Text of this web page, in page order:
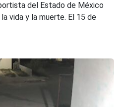
del Estado de México
vida y la muerte. El 15 de